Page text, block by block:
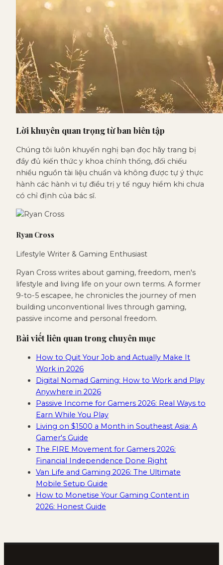
Lời khuyên quan trọng từ ban biên tập
Chúng tôi luôn khuyến nghị bạn đọc hãy trang bị
đầy đủ kiến thức y khoa chính thống, đối chiếu
nhiều nguồn tài liệu chuẩn và không được tự ý thực
hành các hành vi tự điều trị y tế nguy hiểm khi chưa
có chỉ định của bác sĩ.
Ryan Cross
Lifestyle Writer & Gaming Enthusiast
Ryan Cross writes about gaming, freedom, men's
lifestyle and living life on your own terms. A former
9-to-5 escapee, he chronicles the journey of men
building unconventional lives through gaming,
passive income and personal freedom.
Bài viết liên quan trong chuyên mục
How to Quit Your Job and Actually Make It
Work in 2026
Digital Nomad Gaming: How to Work and Play
Anywhere in 2026
Passive Income for Gamers 2026: Real Ways to
Earn While You Play
Living on $1500 a Month in Southeast Asia: A
Gamer's Guide
The FIRE Movement for Gamers 2026:
Financial Independence Done Right
Van Life and Gaming 2026: The Ultimate
Mobile Setup Guide
How to Monetise Your Gaming Content in
2026: Honest Guide